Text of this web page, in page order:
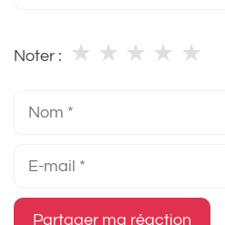
Noter : ★
★
★
★
★